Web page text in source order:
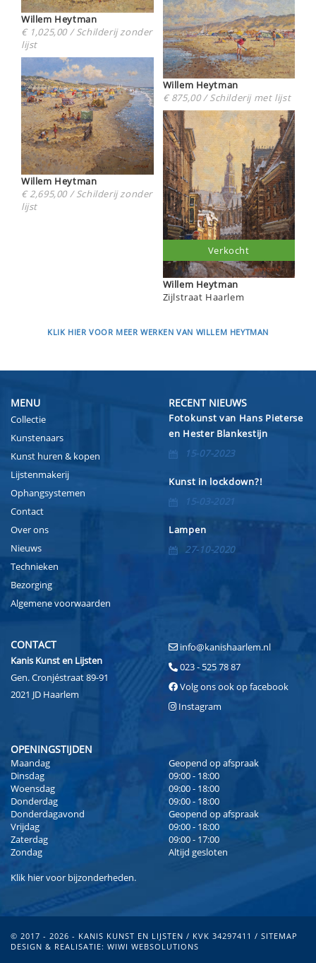
Willem Heytman
€ 1,025,00 / Schilderij zonder
lijst
Willem Heytman
€ 2,695,00 / Schilderij zonder
lijst
Willem Heytman
€ 875,00 / Schilderij met lijst
Willem Heytman
Zijlstraat Haarlem
Verkocht
KLIK HIER VOOR MEER WERKEN VAN WILLEM HEYTMAN
MENU
Collectie
Kunstenaars
Kunst huren & kopen
Lijstenmakerij
Ophangsystemen
Contact
Over ons
Nieuws
Technieken
Bezorging
Algemene voorwaarden
RECENT NIEUWS
Fotokunst van Hans Pieterse
en Hester Blankestijn
15-07-2023
Kunst in lockdown?!
15-03-2021
Lampen
27-10-2020
CONTACT
Kanis Kunst en Lijsten
Gen. Cronjéstraat 89-91
2021 JD Haarlem
info@kanishaarlem.nl
023 - 525 78 87
Volg ons ook op facebook
Instagram
OPENINGSTIJDEN
Maandag
Geopend op afspraak
Dinsdag
09:00 - 18:00
Woensdag
09:00 - 18:00
Donderdag
09:00 - 18:00
Donderdagavond
Geopend op afspraak
Vrijdag
09:00 - 18:00
Zaterdag
09:00 - 17:00
Zondag
Altijd gesloten
Klik hiervoor bijzonderheden.
© 2017 - 2026 - KANIS KUNST EN LIJSTEN / KVK 34297411 / SITEMAP
DESIGN & REALISATIE: WIWI WEBSOLUTIONS